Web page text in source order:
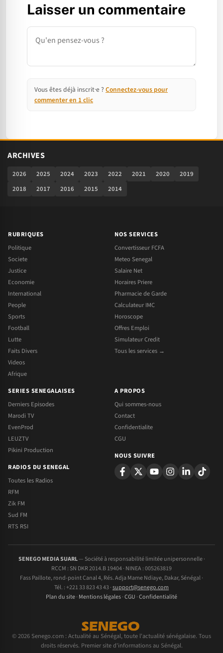
Laisser un commentaire
Commentaire
Vous êtes déjà inscrit·e ? Connectez-vous pour
commenter en 1 clic
ARCHIVES
2026 2025 2024 2023 2022 2021 2020
2019
2018
2017 2016 2015 2014
RUBRIQUES
Politique
Societe
Justice
Economie
International
People
Sports
Football
Lutte
Faits Divers
Videos
Afrique
NOS SERVICES
Convertisseur FCFA
Meteo Senegal
Salaire Net
Horaires Priere
Pharmacie de Garde
Calculateur IMC
Horoscope
Offres Emploi
Simulateur Credit
Tous les services →
SERIES SENEGALAISES
Derniers Episodes
Marodi TV
EvenProd
LEUZTV
Pikini Production
RADIOS DU SENEGAL
Toutes les Radios
RFM
Zik FM
Sud FM
RTS RSI
A PROPOS
Qui sommes-nous
Contact
Confidentialite
CGU
NOUS SUIVRE
SENEGO MEDIA SUARL— Société à responsabilité limitée unipersonnelle ·
RCCM : SN DKR 2014.B 19404 · NINEA : 005263819
Fass Paillote, rond-point Canal 4, Rés. Adja Mame Ndiaye, Dakar, Sénégal ·
Tél. : +221 33 823 43 43 ·support@senego.com
Plan du site· Mentions légales·CGU ·Confidentialité
© 2026 Senego.com : Actualité au Sénégal, toute l'actualité sénégalaise. Tous
droits réservés. Premier site d'informations au Sénégal.